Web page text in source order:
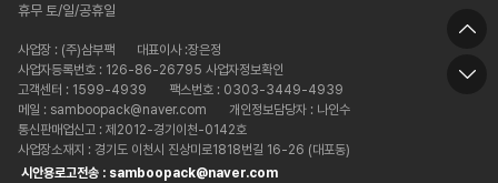
휴무 토/일/공휴일
사업장 : (주)삼부팩
대표이사 :장은정
사업자등록번호 : 126-86-26795 사업자정보확인
고객센터 : 1599-4939
팩스번호 : 0303-3449-4939
메일 : samboopack@naver.com
개인정보담당자 : 나인수
통신판매업신고 : 제2012-경기이천-0142호
사업장소재지 : 경기도 이천시 진상미로1818번길 16-26 (대포동)
시안용로고전송 : samboopack@naver.com